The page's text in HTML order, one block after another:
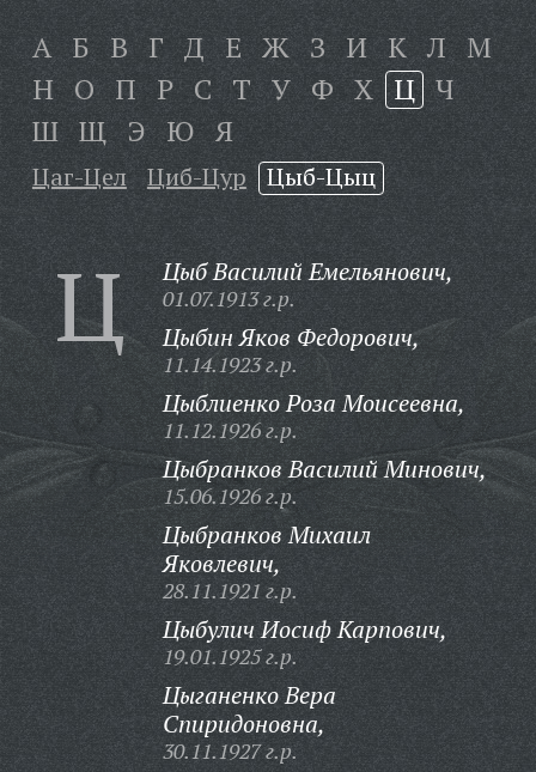
А Б В Г Д Е Ж З И К Л М
Н О П Р С Т У Ф Х Ц Ч
Ш Щ Э Ю Я
Цаг-Цел Циб-Цур Цыб-Цыц
Ц Цыб Василий Емельянович,
01.07.1913 г.р.
Цыбин Яков Федорович,
11.14.1923 г.р.
Цыблиенко Роза Моисеевна,
11.12.1926 г.р.
Цыбранков Василий Минович,
15.06.1926 г.р.
Цыбранков Михаил
Яковлевич,
28.11.1921 г.р.
Цыбулич Иосиф Карпович,
19.01.1925 г.р.
Цыганенко Вера
Спиридоновна,
30.11.1927 г.р.